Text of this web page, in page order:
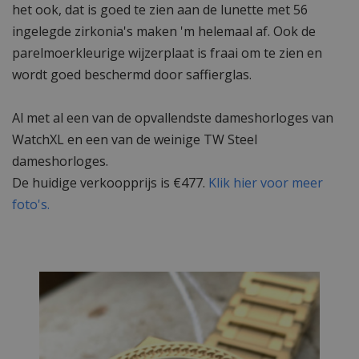
het ook, dat is goed te zien aan de lunette met 56
ingelegde zirkonia's maken 'm helemaal af. Ook de
parelmoerkleurige wijzerplaat is fraai om te zien en
wordt goed beschermd door saffierglas.
Al met al een van de opvallendste dameshorloges van
WatchXL en een van de weinige TW Steel
dameshorloges.
De huidige verkoopprijs is €477. Klik hier voor meer
foto's.